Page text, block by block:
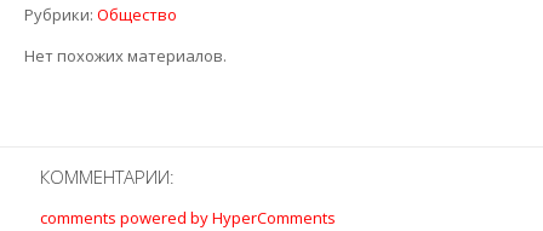
Рубрики: Общество
Нет похожих материалов.
КОММЕНТАРИИ:
comments powered by HyperComments